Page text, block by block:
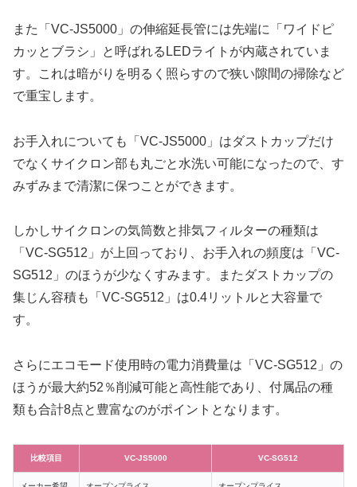
また「VC-JS5000」の伸縮延長管には先端に「ワイドピ
カッとブラシ」と呼ばれるLEDライトが内蔵されていま
す。これは暗がりを明るく照らすので狭い隙間の掃除など
で重宝します。
お手入れについても「VC-JS5000」はダストカップだけ
でなくサイクロン部も丸ごと水洗い可能になったので、す
みずみまで清潔に保つことができます。
しかしサイクロンの気筒数と排気フィルターの種類は
「VC-SG512」が上回っており、お手入れの頻度は「VC-
SG512」のほうが少なくすみます。またダストカップの
集じん容積も「VC-SG512」は0.4リットルと大容量で
す。
さらにエコモード使用時の電力消費量は「VC-SG512」の
ほうが最大約52％削減可能と高性能であり、付属品の種
類も合計8点と豊富なのがポイントとなります。
比較項目 VC-JS5000 VC-SG512